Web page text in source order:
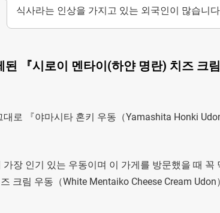
식사라는 인상을 가지고 있는 외국인이 많습니
된 『시로이 멘타이(하얀 명란) 치즈 크
대로 『야마시타 혼키 우동（Yamashita Honki
장 인기 있는 우동이며 이 가게를 방문했을 때
크림 우동（White Mentaiko Cheese Cream